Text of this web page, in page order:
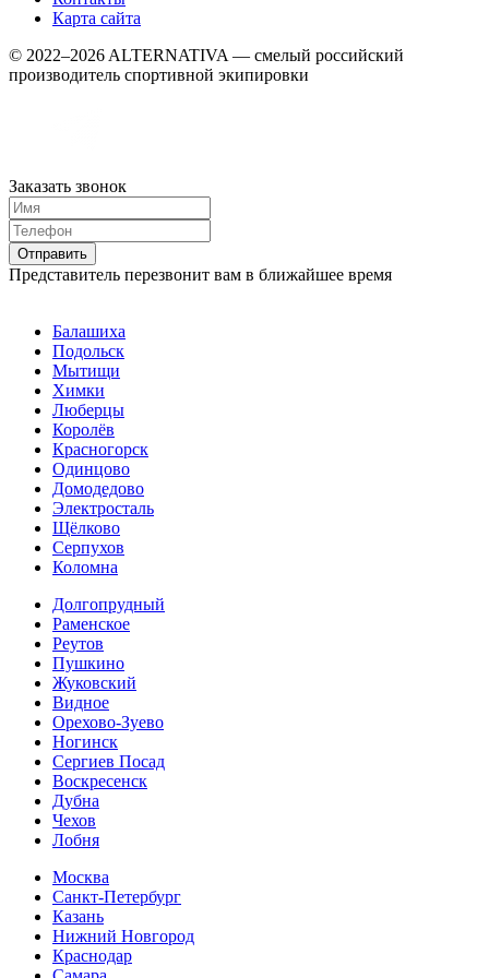
Карта сайта
© 2022–2026 ALTERNATIVA — смелый российский
производитель спортивной экипировки
Заказать звонок
Представитель перезвонит вам в ближайшее время
Балашиха
Подольск
Мытищи
Химки
Люберцы
Королёв
Красногорск
Одинцово
Домодедово
Электросталь
Щёлково
Серпухов
Коломна
Долгопрудный
Раменское
Реутов
Пушкино
Жуковский
Видное
Орехово-Зуево
Ногинск
Сергиев Посад
Воскресенск
Дубна
Чехов
Лобня
Москва
Санкт-Петербург
Казань
Нижний Новгород
Краснодар